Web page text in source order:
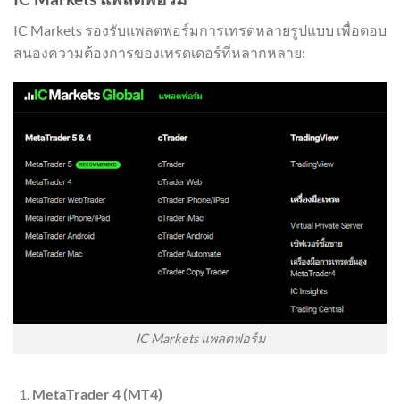
IC Markets รองรับแพลตฟอร์มการเทรดหลายรูปแบบ เพื่อตอบ
สนองความต้องการของเทรดเดอร์ที่หลากหลาย:
IC Markets แพลตฟอร์ม
MetaTrader 4 (MT4)